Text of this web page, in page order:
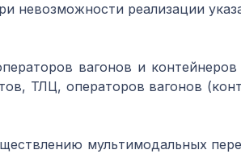
невозможности реализации
вагонов и
ТЛЦ, операторов вагонов
мультимодальных